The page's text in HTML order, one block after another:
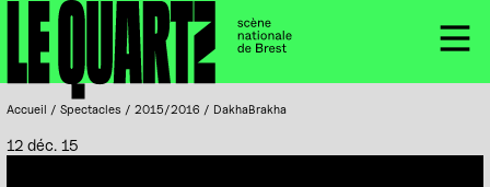
Panneau de gestion des cookies
Accueil
Menu
Accueil / Spectacles / 2015/2016 / DakhaBrakha
12 déc. 15